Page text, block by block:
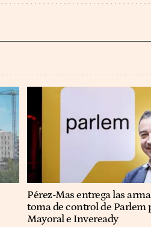
Pérez-Mas entrega las
toma de control de Parlem
Mayoral e Inveready